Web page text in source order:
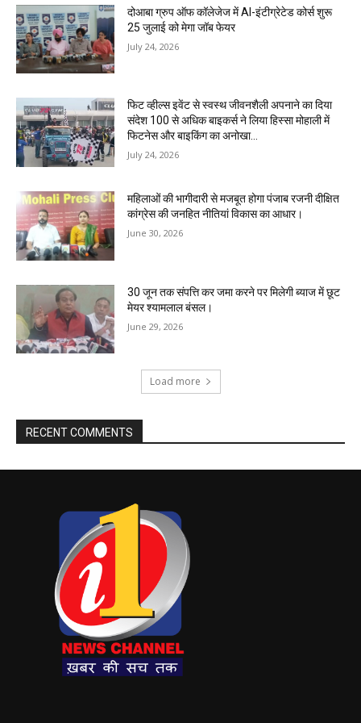
दोआबा ग्रुप ऑफ कॉलेजेज में AI-इंटीग्रेटेड कोर्स शुरू
25 जुलाई को मेगा जॉब फेयर
July 24, 2026
फिट व्हील्स इवेंट से स्वस्थ जीवनशैली अपनाने का दिया
संदेश 100 से अधिक बाइकर्स ने लिया हिस्सा मोहाली में
फिटनेस और बाइकिंग का अनोखा...
July 24, 2026
महिलाओं की भागीदारी से मजबूत होगा पंजाब रजनी दीक्षित
कांग्रेस की जनहित नीतियां विकास का आधार।
June 30, 2026
30 जून तक संपत्ति कर जमा करने पर मिलेगी ब्याज में छूट
मेयर श्यामलाल बंसल।
June 29, 2026
Load more
RECENT COMMENTS